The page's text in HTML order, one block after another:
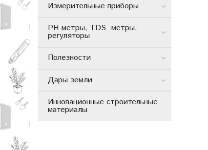
Измерительные приборы
РН-метры, TDS- метры,
регуляторы
Полезности
Дары земли
Инновационные строительные
материалы